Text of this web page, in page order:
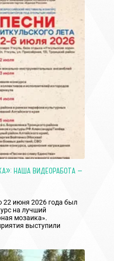
НАША ВИДЕОРАБОТА —
22 июня 2026 года был
на лучший
мозаика».
выступили